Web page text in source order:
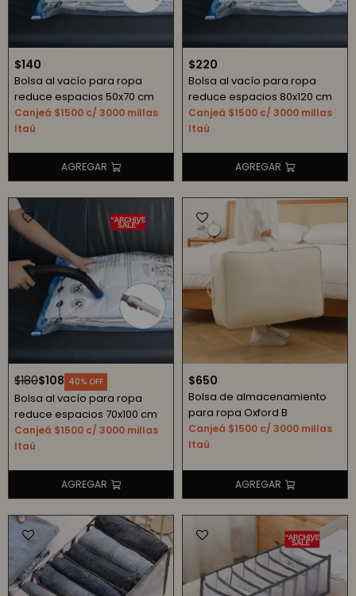
$140
Bolsa al vacío para ropa
reduce espacios 50x70 cm
Canjeá $1500 c/ 3000 millas
Itaú
$220
Bolsa al vacío para ropa
reduce espacios 80x120 cm
Canjeá $1500 c/ 3000 millas
Itaú
$108
$180 40
Bolsa al vacío para ropa
reduce espacios 70x100 cm
Canjeá $1500 c/ 3000 millas
Itaú
$650
Bolsa de almacenamiento
para ropa Oxford B
Canjeá $1500 c/ 3000 millas
Itaú